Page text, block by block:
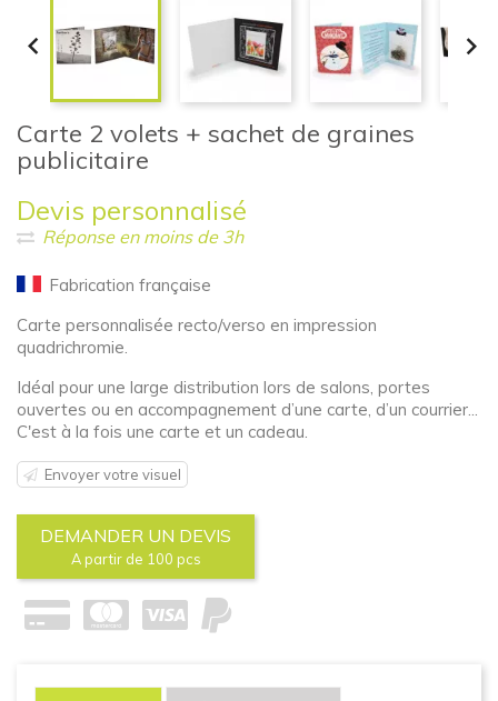
 
Carte 2 volets + sachet de graines
publicitaire
Devis personnalisé
Réponse en moins de 3h
Fabrication française
Carte personnalisée recto/verso en impression
quadrichromie.
Idéal pour une large distribution lors de salons, portes
ouvertes ou en accompagnement d’une carte, d’un courrier...
C'est à la fois une carte et un cadeau.
Envoyer votre visuel
DEMANDER UN DEVIS
A partir de 100 pcs